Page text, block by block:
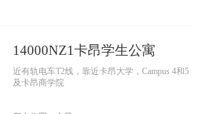
14000NZ1卡昂学生公寓
近有轨电车T2线，靠近卡昂大学，Campus 4和5
及卡昂商学院